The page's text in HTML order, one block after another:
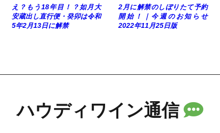
え？もう18年目！？如月大
安蔵出し直行便・癸卯は令和
5年2月13日に解禁
2月に解禁のしぼりたて予約
開始！｜今週のお知らせ
2022年11月25日版
ハウディワイン通信